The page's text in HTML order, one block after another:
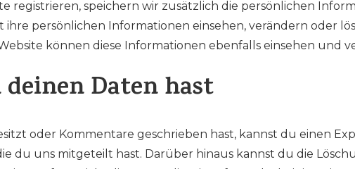
registrieren, speichern wir zusätzlich die persönlichen
persönlichen Informationen einsehen, verändern oder
können diese Informationen ebenfalls einsehen und
deinen Daten hast
oder Kommentare geschrieben hast, kannst du einen
du uns mitgeteilt hast. Darüber hinaus kannst du die